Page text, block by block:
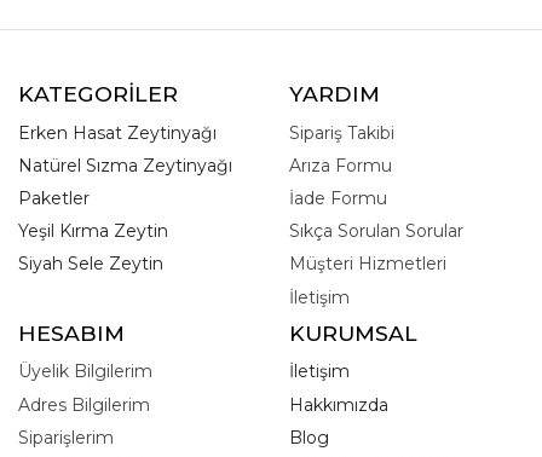
KATEGORİLER
Erken Hasat Zeytinyağı
Natürel Sızma Zeytinyağı
Paketler
Yeşil Kırma Zeytin
Siyah Sele Zeytin
YARDIM
Sipariş Takibi
Arıza Formu
İade Formu
Sıkça Sorulan Sorular
Müşteri Hizmetleri
İletişim
HESABIM
Üyelik Bilgilerim
Adres Bilgilerim
Siparişlerim
KURUMSAL
İletişim
Hakkımızda
Blog